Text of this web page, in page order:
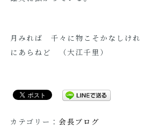
月みれば 千々に物こそかなしけ
にあらねど （大江千里）
カテゴリー： 会長ブログ